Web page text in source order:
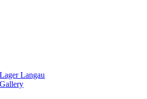
Lager Langau
Gallery